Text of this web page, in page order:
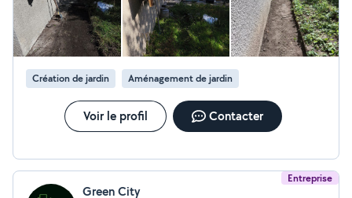
Création de jardin Aménagement de jardin
Voir le profil Contacter
Entreprise
Green City